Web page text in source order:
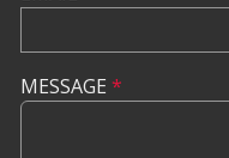
MESSAGE *